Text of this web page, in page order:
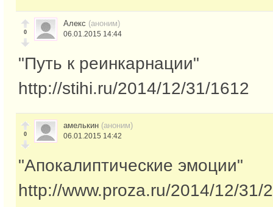
0
Алекс (аноним)
06.01.2015 14:44
"Путь к реинкарнации"
http://stihi.ru/2014/12/31/1612
0
амелькин (аноним)
06.01.2015 14:42
"Апокалиптические эмоции"
http://www.proza.ru/2014/12/31/